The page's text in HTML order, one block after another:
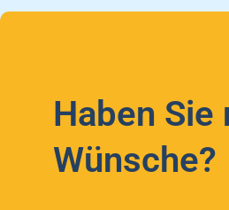
Haben Sie
Wünsche?